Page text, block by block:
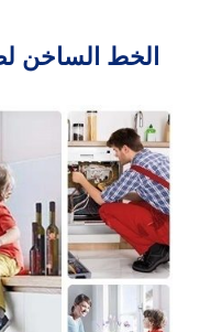
الخط الساخن